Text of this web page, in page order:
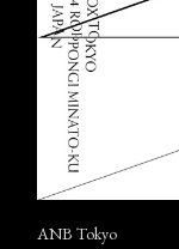
ANB Tokyo